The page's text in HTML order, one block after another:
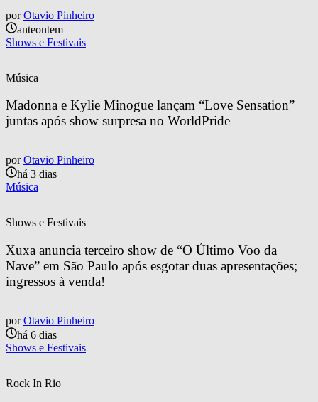
por Otavio Pinheiro
anteontem
Shows e Festivais
Música
Madonna e Kylie Minogue lançam “Love Sensation”
juntas após show surpresa no WorldPride
por Otavio Pinheiro
há 3 dias
Música
Shows e Festivais
Xuxa anuncia terceiro show de “O Último Voo da
Nave” em São Paulo após esgotar duas apresentações;
ingressos à venda!
por Otavio Pinheiro
há 6 dias
Shows e Festivais
Rock In Rio